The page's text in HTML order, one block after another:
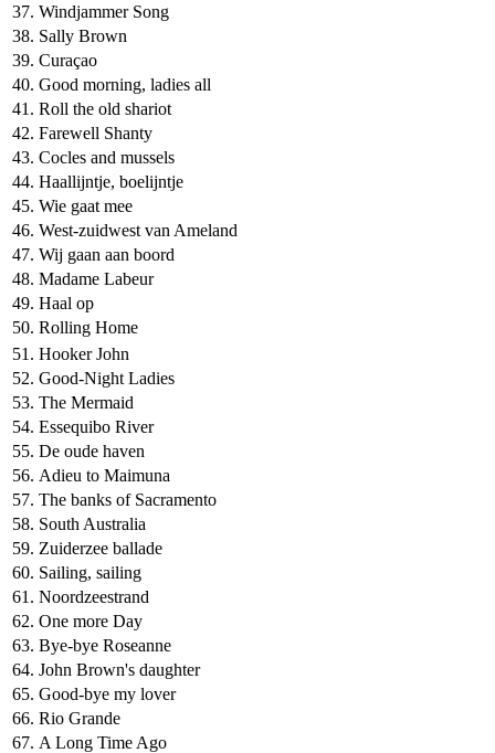
37. Windjammer Song
38. Sally Brown
39. Curaçao
40. Good morning, ladies all
41. Roll the old shariot
42. Farewell Shanty
43. Cocles and mussels
44. Haallijntje, boelijntje
45. Wie gaat mee
46. West-zuidwest van Ameland
47. Wij gaan aan boord
48. Madame Labeur
49. Haal op
50. Rolling Home
51. Hooker John
52. Good-Night Ladies
53. The Mermaid
54. Essequibo River
55. De oude haven
56. Adieu to Maimuna
57. The banks of Sacramento
58. South Australia
59. Zuiderzee ballade
60. Sailing, sailing
61. Noordzeestrand
62. One more Day
63. Bye-bye Roseanne
64. John Brown's daughter
65. Good-bye my lover
66. Rio Grande
67. A Long Time Ago